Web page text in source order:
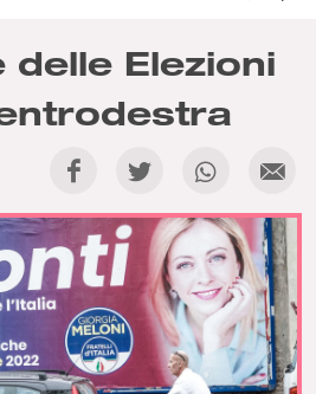
delle Elezioni